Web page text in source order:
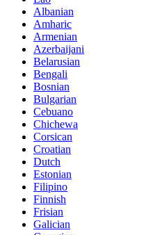
Albanian
Amharic
Armenian
Azerbaijani
Belarusian
Bengali
Bosnian
Bulgarian
Cebuano
Chichewa
Corsican
Croatian
Dutch
Estonian
Filipino
Finnish
Frisian
Galician